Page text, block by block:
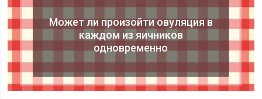
Может ли произойти овуляция в
каждом из яичников
одновременно